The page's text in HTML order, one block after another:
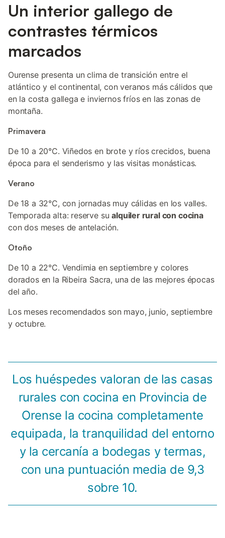
Un interior gallego de
contrastes térmicos
marcados
Ourense presenta un clima de transición entre el
atlántico y el continental, con veranos más cálidos que
en la costa gallega e inviernos fríos en las zonas de
montaña.
Primavera
De 10 a 20°C. Viñedos en brote y ríos crecidos, buena
época para el senderismo y las visitas monásticas.
Verano
De 18 a 32°C, con jornadas muy cálidas en los valles.
Temporada alta: reserve sualquiler rural con cocina
con dos meses de antelación.
Otoño
De 10 a 22°C. Vendimia en septiembre y colores
dorados en la Ribeira Sacra, una de las mejores épocas
del año.
Los meses recomendados son mayo, junio, septiembre
y octubre.
Los huéspedes valoran de las casas
rurales con cocina en Provincia de
Orense la cocina completamente
equipada, la tranquilidad del entorno
y la cercanía a bodegas y termas,
con una puntuación media de 9,3
sobre 10.